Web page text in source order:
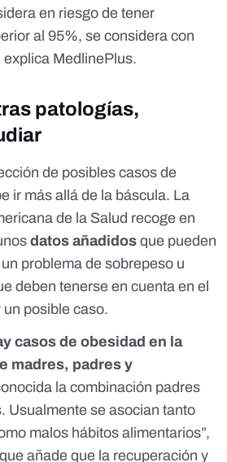
en riesgo de tener
al 95%, se considera con
explica MedlinePlus.
patologías,
de posibles casos de
ir más allá de la báscula. La
de la Salud recoge en
datos añadidos que pueden
problema de sobrepeso u
deben tenerse en cuenta en el
posible caso.
casos de obesidad en la
madres, padres y
la combinación padres
Usualmente se asocian tanto
malos hábitos alimentarios”,
añade que la recuperación y